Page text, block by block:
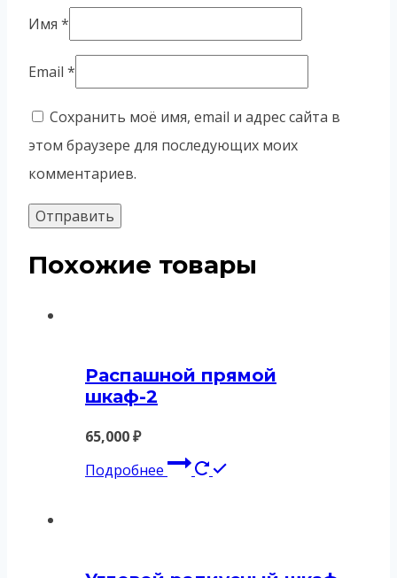
Имя *
Email *
Сохранить моё имя, email и адрес сайта в
этом браузере для последующих моих
комментариев.
Похожие товары
Распашной прямой
шкаф-2
65,000₽
Подробнее